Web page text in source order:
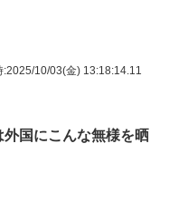
:2025/10/03(金) 13:18:14.11
国にこんな無様を晒